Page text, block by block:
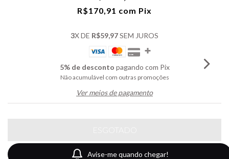
R$170,91 com Pix
3X DE R$59,97SEM JUROS
5% de desconto pagando com Pix
Não acumulável com outras promoções
Ver meios de pagamento
Avise-me quando chegar!